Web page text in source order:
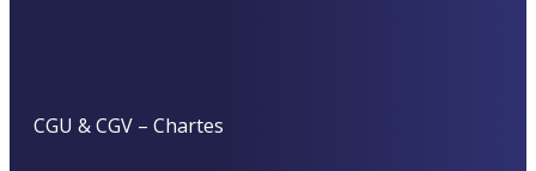
CGU & CGV – Chartes